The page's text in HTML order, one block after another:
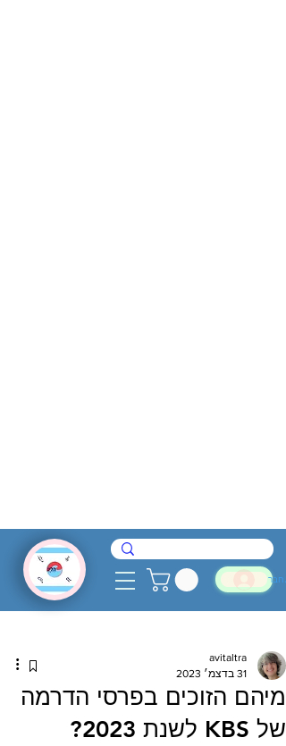
מיהם הזוכים בפרסי הדרמה
של KBS לשנת 2023?
avitaltra
31 בדצמ׳ 2023